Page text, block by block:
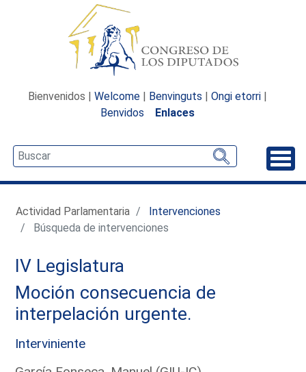
Bienvenidos | Welcome | Benvinguts | Ongi etorri |
Benvidos
Enlaces
Actividad Parlamentaria
Intervenciones
Búsqueda de intervenciones
IV Legislatura
Moción consecuencia de
interpelación urgente.
Interviniente